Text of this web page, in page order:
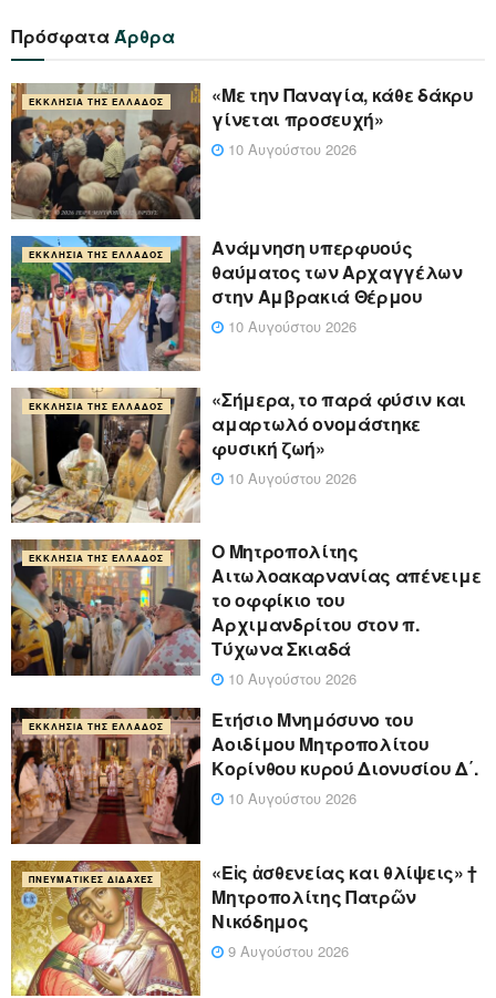
ΠρόσφαταΆρθρα
ΕΚΚΛΗΣΊΑ ΤΗΣ ΕΛΛΆΔΟΣ
«Με την Παναγία, κάθε δάκρυ
γίνεται προσευχή»
10 Αυγούστου 2026
ΕΚΚΛΗΣΊΑ ΤΗΣ ΕΛΛΆΔΟΣ
Ανάμνηση υπερφυούς
θαύματος των Αρχαγγέλων
στην Αμβρακιά Θέρμου
10 Αυγούστου 2026
ΕΚΚΛΗΣΊΑ ΤΗΣ ΕΛΛΆΔΟΣ
«Σήμερα, το παρά φύσιν και
αμαρτωλό ονομάστηκε
φυσική ζωή»
10 Αυγούστου 2026
ΕΚΚΛΗΣΊΑ ΤΗΣ ΕΛΛΆΔΟΣ
Ο Μητροπολίτης
Αιτωλοακαρνανίας απένειμε
το οφφίκιο του
Αρχιμανδρίτου στον π.
Τύχωνα Σκιαδά
10 Αυγούστου 2026
ΕΚΚΛΗΣΊΑ ΤΗΣ ΕΛΛΆΔΟΣ
Ετήσιο Μνημόσυνο του
Αοιδίμου Μητροπολίτου
Κορίνθου κυρού Διονυσίου Δ΄.
10 Αυγούστου 2026
ΠΝΕΥΜΑΤΙΚΈΣ ΔΙΔΑΧΈΣ
«Eἰς ἀσθενείας και θλίψεις» †
Μητροπολίτης Πατρῶν
Νικόδημος
9 Αυγούστου 2026